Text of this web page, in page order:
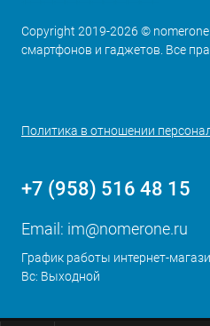
Copyright 2019-2026 ©
смартфонов и гаджетов. Все
Политика в отношении
+7 (958) 516 48 15
Email: im@nomerone.ru
График работы интернет-
Вс: Выходной